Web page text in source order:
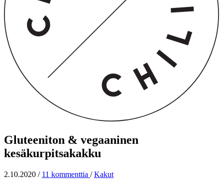
Gluteeniton & vegaaninen
kesäkurpitsakakku
2.10.2020 / 11 kommenttia / Kakut